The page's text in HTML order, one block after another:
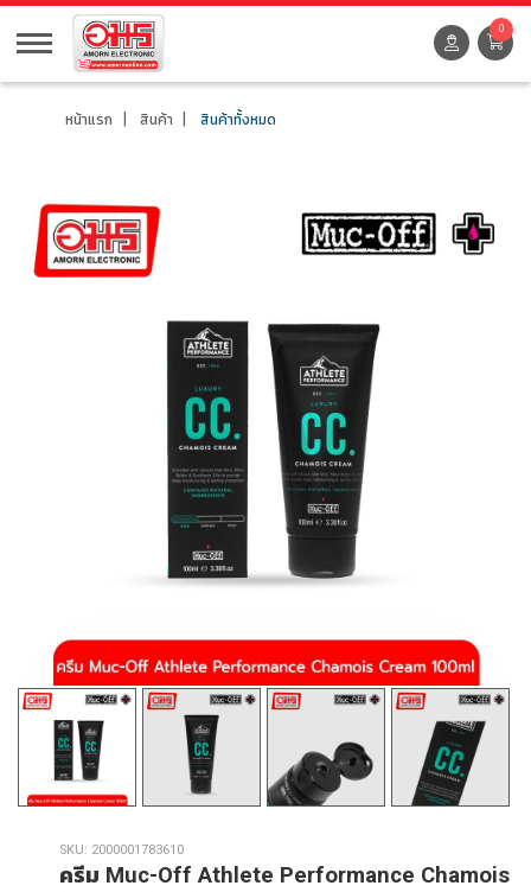
0
หน้าแรก สินค้า สินค้าทั้งหมด
SKU: 2000001783610
ครีม Muc-Off Athlete Performance Chamois